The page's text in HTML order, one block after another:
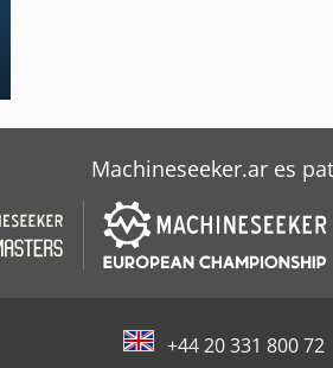
Machineseeker.ar es
+44 20 331 800 72